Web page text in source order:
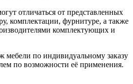
отличаться от представленных
комплектации, фурнитуре, а также
комплектующих и
мебели по индивидуальному заказу
по возможности её применения.